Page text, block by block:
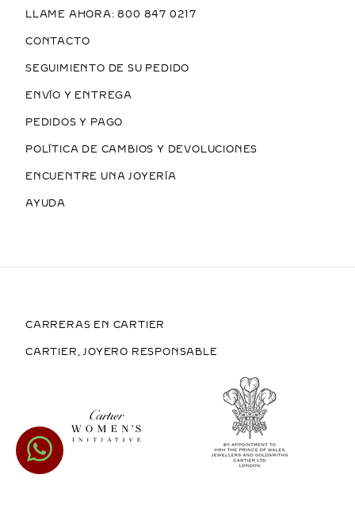
LLAME AHORA: 800 847 0217
CONTACTO
SEGUIMIENTO DE SU PEDIDO
ENVÍO Y ENTREGA
PEDIDOS Y PAGO
POLÍTICA DE CAMBIOS Y DEVOLUCIONES
ENCUENTRE UNA JOYERÍA
AYUDA
CARRERAS EN CARTIER
CARTIER, JOYERO RESPONSABLE